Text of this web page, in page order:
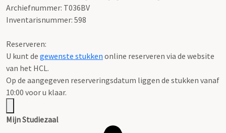
Archiefnummer: T036BV
Inventarisnummer: 598
Reserveren:
U kunt de gewenste stukken online reserveren via de website
van het HCL.
Op de aangegeven reserveringsdatum liggen de stukken vanaf
10:00 voor u klaar.
Mijn Studiezaal